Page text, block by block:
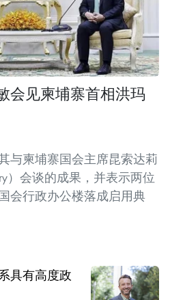
会见柬埔寨首相洪玛
与柬埔寨国会主席昆索达莉
）会谈的成果，并表示两位
会行政办公楼落成启用典
具有高度政